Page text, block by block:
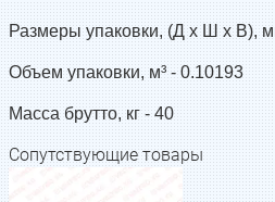
Размеры упаковки, (Д x Ш х В),
Объем упаковки, м³ -0.10193
Масса брутто, кг -40
Сопутствующие товары